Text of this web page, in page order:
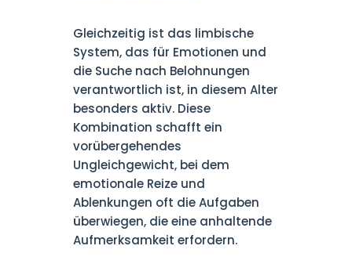
Gleichzeitig ist das limbische
System, das für Emotionen und
die Suche nach Belohnungen
verantwortlich ist, in diesem Alter
besonders aktiv. Diese
Kombination schafft ein
vorübergehendes
Ungleichgewicht, bei dem
emotionale Reize und
Ablenkungen oft die Aufgaben
überwiegen, die eine anhaltende
Aufmerksamkeit erfordern.